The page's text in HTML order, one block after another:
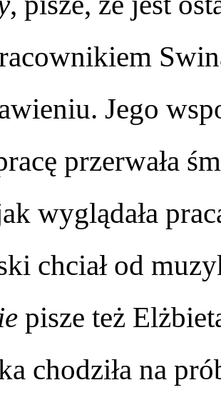
Jego
przerwała
wyglądała
chciał od
pisze też
chodziła na